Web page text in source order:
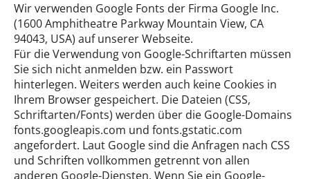
Wir verwenden Google Fonts der Firma Google Inc.
(1600 Amphitheatre Parkway Mountain View, CA
94043, USA) auf unserer Webseite.
Für die Verwendung von Google-Schriftarten müssen
Sie sich nicht anmelden bzw. ein Passwort
hinterlegen. Weiters werden auch keine Cookies in
Ihrem Browser gespeichert. Die Dateien (CSS,
Schriftarten/Fonts) werden über die Google-Domains
fonts.googleapis.com und fonts.gstatic.com
angefordert. Laut Google sind die Anfragen nach CSS
und Schriften vollkommen getrennt von allen
anderen Google-Diensten. Wenn Sie ein Google-